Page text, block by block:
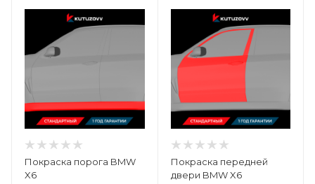
Покраска порога BMW
X6
Покраска передней
двери BMW X6